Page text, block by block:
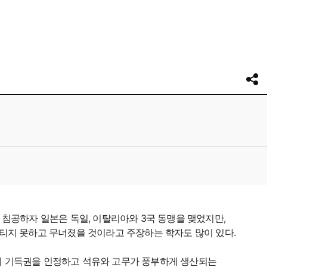
공하자 일본은 독일, 이탈리아와 3국 동맹을 맺었지만,
지 못하고 무너졌을 것이라고 주장하는 학자도 많이 있다.
득권을 인정하고 석유와 고무가 풍부하게 생산되는